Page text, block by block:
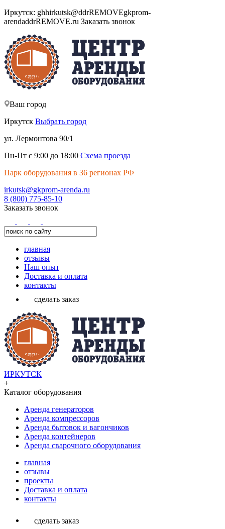
Иркутск: ghhirkutsk@ddrREMOVEgkprom-
arendaddrREMOVE.ru Заказать звонок
Ваш город
Иркутск Выбрать город
ул. Лермонтова 90/1
Пн-Пт с 9:00 до 18:00 Схема проезда
Парк оборудования в 36 регионах РФ
irkutsk@gkprom-arenda.ru
8 (800) 775-85-10
Заказать звонок
главная
отзывы
Наш опыт
Доставка и оплата
контакты
сделать заказ
ИРКУТСК
+
Каталог оборудования
Аренда генераторов
Аренда компрессоров
Аренда бытовок и вагончиков
Аренда контейнеров
Аренда сварочного оборудования
главная
отзывы
проекты
Доставка и оплата
контакты
сделать заказ